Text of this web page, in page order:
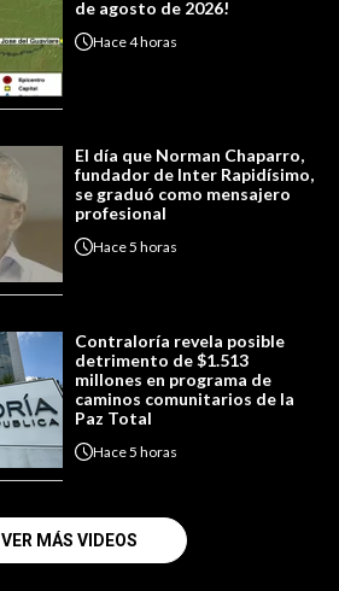
de agosto de 2026!
Hace4 horas
El día que Norman Chaparro,
fundador de Inter Rapidísimo,
se graduó como mensajero
profesional
Hace5 horas
Contraloría revela posible
detrimento de $1.513
millones en programa de
caminos comunitarios de la
Paz Total
Hace5 horas
VER MÁS VIDEOS